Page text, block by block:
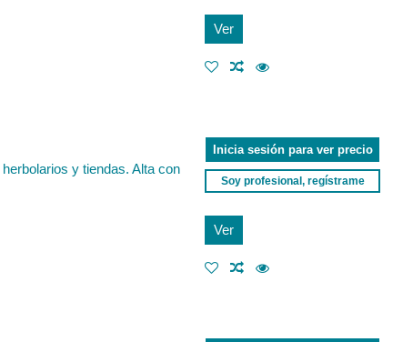
Ver
y tiendas. Alta con
Inicia sesión para ver precio
Soy profesional, regístrame
Ver